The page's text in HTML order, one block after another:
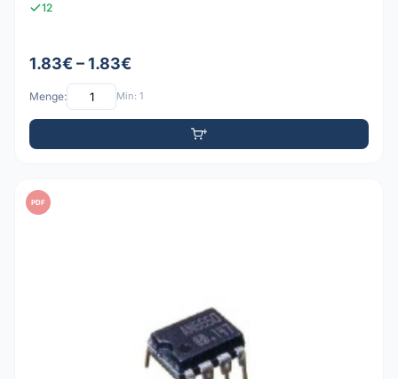
12
1.83€ – 1.83€
Menge: Min: 1
PDF